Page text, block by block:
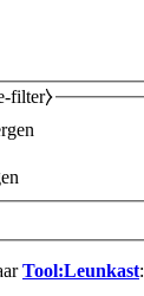
filter⧽
Tool:Leunkast: